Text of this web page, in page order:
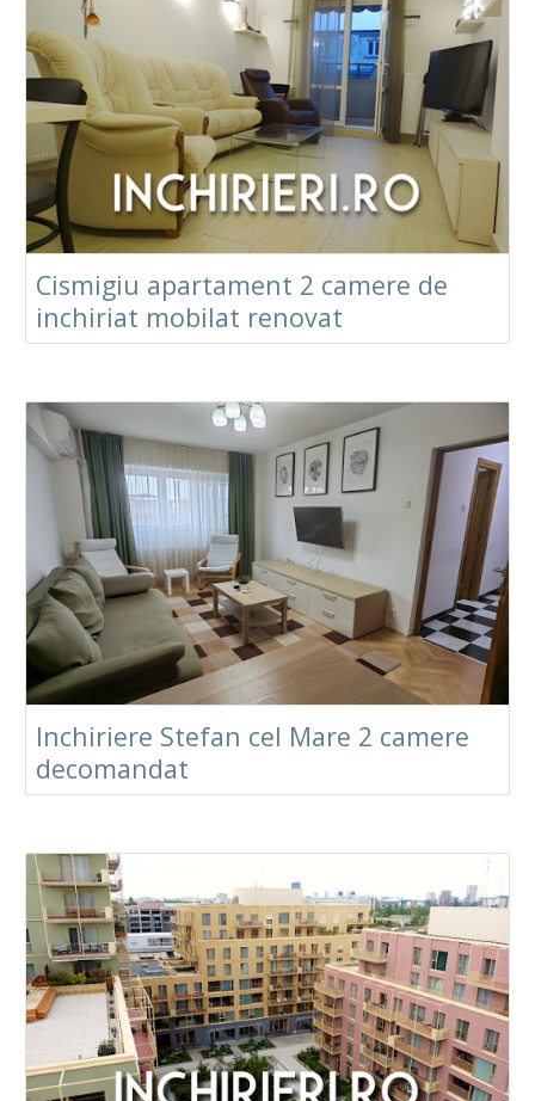
Cismigiu apartament 2 camere de
inchiriat mobilat renovat
Inchiriere Stefan cel Mare 2 camere
decomandat